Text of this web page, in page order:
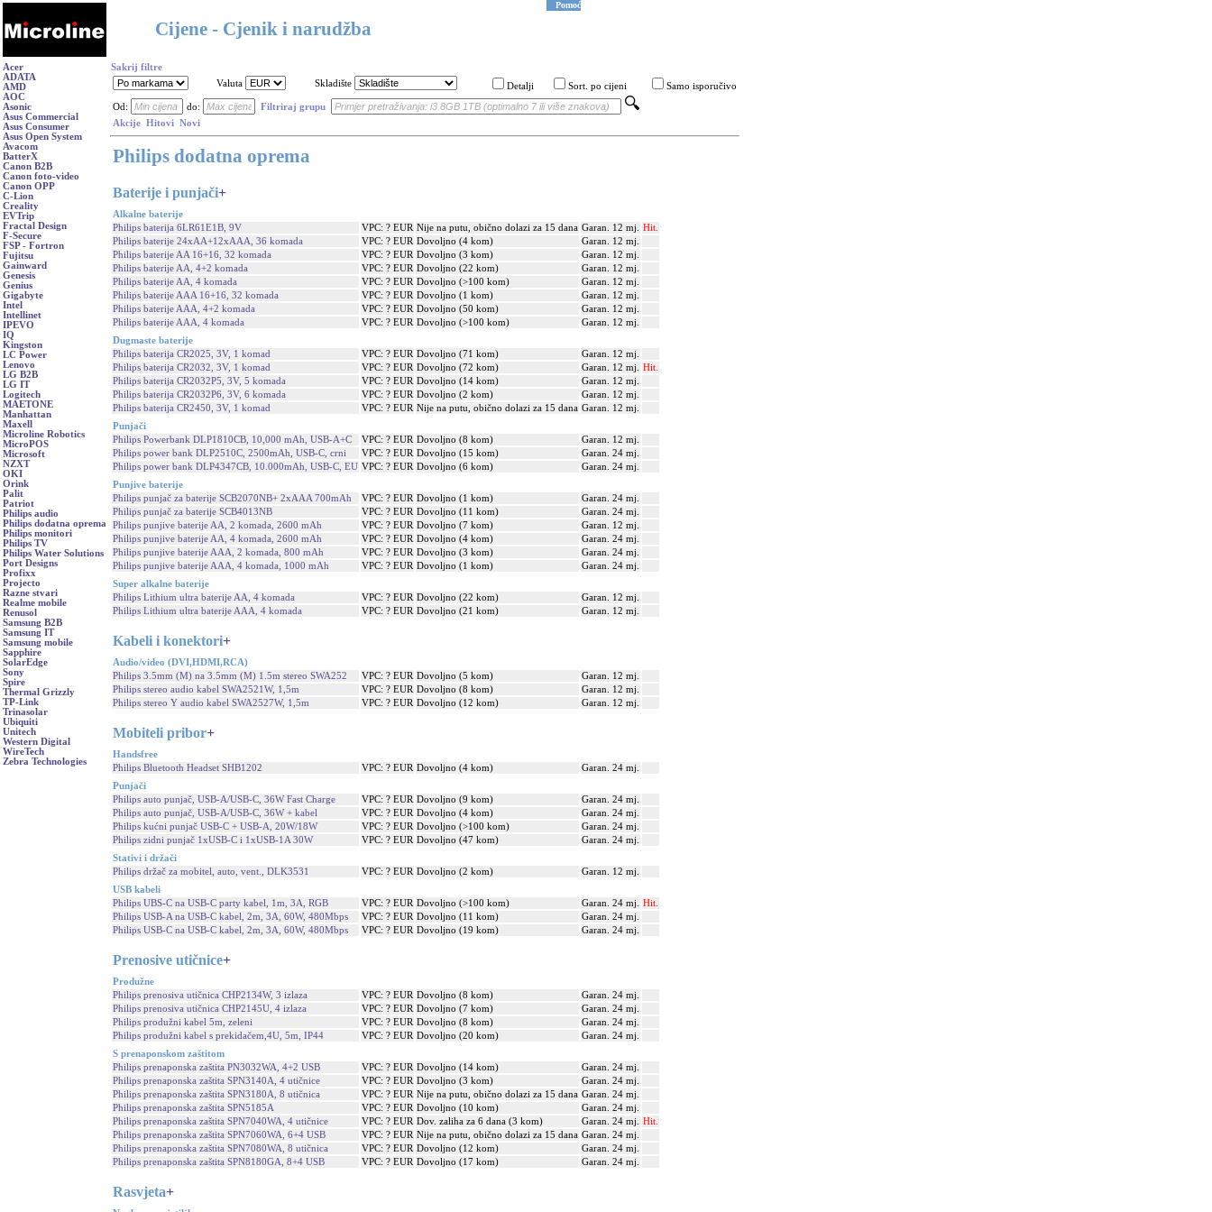
Cijene - Cjenik i narudžba
Pomoć
Acer
ADATA
AMD
AOC
Asonic
Asus Commercial
Asus Consumer
Asus Open System
Avacom
BatterX
Canon B2B
Canon foto-video
Canon OPP
C-Lion
Creality
EVTrip
Fractal Design
F-Secure
FSP - Fortron
Fujitsu
Gainward
Genesis
Genius
Gigabyte
Intel
Intellinet
IPEVO
IQ
Kingston
LC Power
Lenovo
LG B2B
LG IT
Logitech
MAETONE
Manhattan
Maxell
Microline Robotics
MicroPOS
Microsoft
NZXT
OKI
Orink
Palit
Patriot
Philips audio
Philips dodatna oprema
Philips monitori
Philips TV
Philips Water Solutions
Port Designs
Profixx
Projecto
Razne stvari
Realme mobile
Renusol
Samsung B2B
Samsung IT
Samsung mobile
Sapphire
SolarEdge
Sony
Spire
Thermal Grizzly
TP-Link
Trinasolar
Ubiquiti
Unitech
Western Digital
WireTech
Zebra Technologies
Sakrij filtre
Valuta
Skladište Detalji Sort. po cijeni Samo isporučivo
Od: do:
Filtriraj grupu
Akcije Hitovi Novi
Philips dodatna oprema
Baterije i punjači+
Alkalne baterije
Philips baterija 6LR61E1B, 9V
VPC: ? EUR Nije na putu, obično dolazi za 15 dana Garan. 12 mj.
Hit.
Philips baterije 24xAA+12xAAA, 36 komada
VPC: ? EUR Dovoljno (4 kom)
Garan. 12 mj.
Philips baterije AA 16+16, 32 komada
VPC: ? EUR Dovoljno (3 kom)
Garan. 12 mj.
Philips baterije AA, 4+2 komada
VPC: ? EUR Dovoljno (22 kom)
Garan. 12 mj.
Philips baterije AA, 4 komada
VPC: ? EUR Dovoljno (>100 kom)
Garan. 12 mj.
Philips baterije AAA 16+16, 32 komada
VPC: ? EUR Dovoljno (1 kom)
Garan. 12 mj.
Philips baterije AAA, 4+2 komada
VPC: ? EUR Dovoljno (50 kom)
Garan. 12 mj.
Philips baterije AAA, 4 komada
VPC: ? EUR Dovoljno (>100 kom)
Garan. 12 mj.
Dugmaste baterije
Philips baterija CR2025, 3V, 1 komad
VPC: ? EUR Dovoljno (71 kom)
Garan. 12 mj.
Philips baterija CR2032, 3V, 1 komad
VPC: ? EUR Dovoljno (72 kom) Garan. 12 mj.
Hit.
Philips baterija CR2032P5, 3V, 5 komada
VPC: ? EUR Dovoljno (14 kom)
Garan. 12 mj.
Philips baterija CR2032P6, 3V, 6 komada
VPC: ? EUR Dovoljno (2 kom)
Garan. 12 mj.
Philips baterija CR2450, 3V, 1 komad
VPC: ? EUR Nije na putu, obično dolazi za 15 dana Garan. 12 mj.
Punjači
Philips Powerbank DLP1810CB, 10,000 mAh, USB-A+C
VPC: ? EUR Dovoljno (8 kom)
Garan. 12 mj.
Philips power bank DLP2510C, 2500mAh, USB-C, crni
VPC: ? EUR Dovoljno (15 kom)
Garan. 24 mj.
Philips power bank DLP4347CB, 10.000mAh, USB-C, EU VPC: ? EUR Dovoljno (6 kom)
Garan. 24 mj.
Punjive baterije
Philips punjač za baterije SCB2070NB+ 2xAAA 700mAh
VPC: ? EUR Dovoljno (1 kom)
Garan. 24 mj.
Philips punjač za baterije SCB4013NB
VPC: ? EUR Dovoljno (11 kom)
Garan. 24 mj.
Philips punjive baterije AA, 2 komada, 2600 mAh
VPC: ? EUR Dovoljno (7 kom)
Garan. 12 mj.
Philips punjive baterije AA, 4 komada, 2600 mAh
VPC: ? EUR Dovoljno (4 kom)
Garan. 24 mj.
Philips punjive baterije AAA, 2 komada, 800 mAh
VPC: ? EUR Dovoljno (3 kom)
Garan. 24 mj.
Philips punjive baterije AAA, 4 komada, 1000 mAh
VPC: ? EUR Dovoljno (1 kom)
Garan. 24 mj.
Super alkalne baterije
Philips Lithium ultra baterije AA, 4 komada
VPC: ? EUR Dovoljno (22 kom)
Garan. 12 mj.
Philips Lithium ultra baterije AAA, 4 komada
VPC: ? EUR Dovoljno (21 kom) Garan. 12 mj.
Kabeli i konektori+
Audio/video (DVI,HDMI,RCA)
Philips 3.5mm (M) na 3.5mm (M) 1.5m stereo SWA252
VPC: ? EUR Dovoljno (5 kom)
Garan. 12 mj.
Philips stereo audio kabel SWA2521W, 1,5m
VPC: ? EUR Dovoljno (8 kom)
Garan. 12 mj.
Philips stereo Y audio kabel SWA2527W, 1,5m
VPC: ? EUR Dovoljno (12 kom) Garan. 12 mj.
Mobiteli pribor+
Handsfree
Philips Bluetooth Headset SHB1202
VPC: ? EUR Dovoljno (4 kom)
Garan. 24 mj.
Punjači
Philips auto punjač, USB-A/USB-C, 36W Fast Charge
VPC: ? EUR Dovoljno (9 kom)
Garan. 24 mj.
Philips auto punjač, USB-A/USB-C, 36W + kabel
VPC: ? EUR Dovoljno (4 kom)
Garan. 24 mj.
Philips kućni punjač USB-C + USB-A, 20W/18W
VPC: ? EUR Dovoljno (>100 kom)
Garan. 24 mj.
Philips zidni punjač 1xUSB-C i 1xUSB-1A 30W
VPC: ? EUR Dovoljno (47 kom)
Garan. 24 mj.
Stativi i držači
Philips držač za mobitel, auto, vent., DLK3531
VPC: ? EUR Dovoljno (2 kom)
Garan. 12 mj.
USB kabeli
Philips UBS-C na USB-C party kabel, 1m, 3A, RGB
VPC: ? EUR Dovoljno (>100 kom) Garan. 24 mj.
Hit.
Philips USB-A na USB-C kabel, 2m, 3A, 60W, 480Mbps
VPC: ? EUR Dovoljno (11 kom)
Garan. 24 mj.
Philips USB-C na USB-C kabel, 2m, 3A, 60W, 480Mbps
VPC: ? EUR Dovoljno (19 kom) Garan. 24 mj.
Prenosive utičnice+
Produžne
Philips prenosiva utičnica CHP2134W, 3 izlaza
VPC: ? EUR Dovoljno (8 kom)
Garan. 24 mj.
Philips prenosiva utičnica CHP2145U, 4 izlaza
VPC: ? EUR Dovoljno (7 kom)
Garan. 24 mj.
Philips produžni kabel 5m, zeleni
VPC: ? EUR Dovoljno (8 kom)
Garan. 24 mj.
Philips produžni kabel s prekidačem,4U, 5m, IP44
VPC: ? EUR Dovoljno (20 kom)
Garan. 24 mj.
S prenaponskom zaštitom
Philips prenaponska zaštita PN3032WA, 4+2 USB
VPC: ? EUR Dovoljno (14 kom)
Garan. 24 mj.
Philips prenaponska zaštita SPN3140A, 4 utičnice
VPC: ? EUR Dovoljno (3 kom)
Garan. 24 mj.
Philips prenaponska zaštita SPN3180A, 8 utičnica
VPC: ? EUR Nije na putu, obično dolazi za 15 dana Garan. 24 mj.
Philips prenaponska zaštita SPN5185A
VPC: ? EUR Dovoljno (10 kom)
Garan. 24 mj.
Philips prenaponska zaštita SPN7040WA, 4 utičnice
VPC: ? EUR Dov. zaliha za 6 dana (3 kom) Garan. 24 mj.
Hit.
Philips prenaponska zaštita SPN7060WA, 6+4 USB
VPC: ? EUR Nije na putu, obično dolazi za 15 dana Garan. 24 mj.
Philips prenaponska zaštita SPN7080WA, 8 utičnica
VPC: ? EUR Dovoljno (12 kom)
Garan. 24 mj.
Philips prenaponska zaštita SPN8180GA, 8+4 USB
VPC: ? EUR Dovoljno (17 kom) Garan. 24 mj.
Rasvjeta+